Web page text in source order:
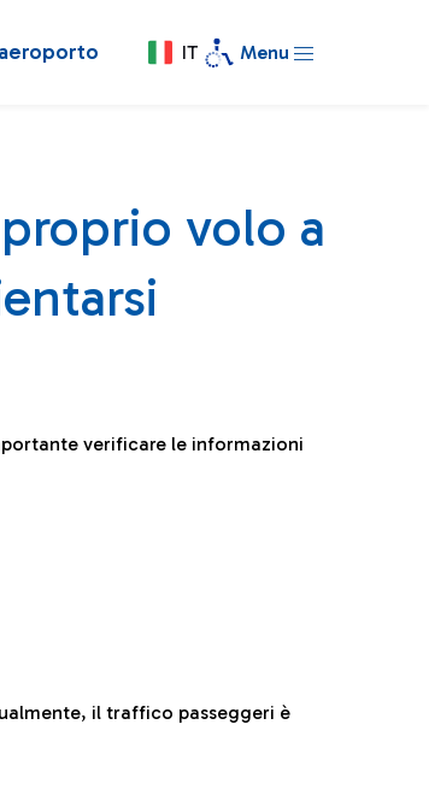
IT Menu
volo a
verificare le informazioni
il traffico passeggeri è